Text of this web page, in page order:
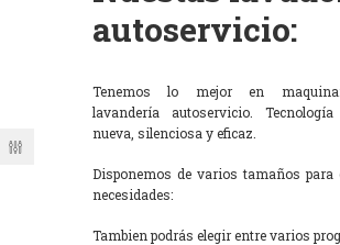
autoservicio:
Tenemos lo mejor en
lavandería autoservicio. Tecnología
nueva, silenciosa y eficaz.
Disponemos de varios tamaños para
necesidades:
Tambien podrás elegir entre varios